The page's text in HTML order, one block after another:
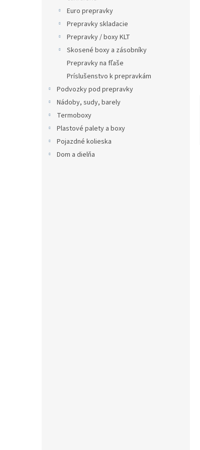
Euro prepravky
Prepravky skladacie
Prepravky / boxy KLT
Skosené boxy a zásobníky
Prepravky na fľaše
Príslušenstvo k prepravkám
Podvozky pod prepravky
Nádoby, sudy, barely
Termoboxy
Plastové palety a boxy
Pojazdné kolieska
Dom a dielňa